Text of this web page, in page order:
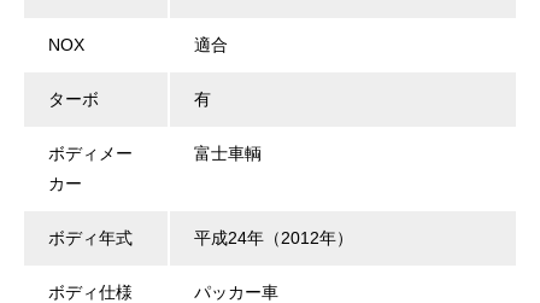
NOX 適合
ターボ 有
ボディメー
カー
富士車輌
ボディ年式 平成24年（2012年）
ボディ仕様 パッカー車